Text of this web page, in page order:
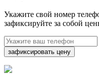
Укажите свой номер
зафиксируйте за собой
зафиксировать цену